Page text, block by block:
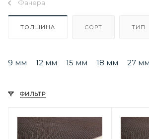
Фанера
ТОЛЩИНА СОРТ ТИП
9 мм 12 мм 15 мм 18 мм 27 мм
ФИЛЬТР